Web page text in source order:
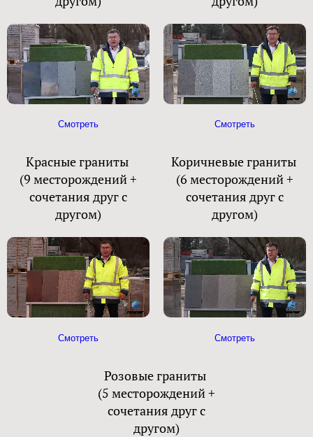
Смотреть Смотреть
Красные граниты
(9 месторождений +
сочетания друг с
другом)
Смотреть
Коричневые граниты
(6 месторождений +
сочетания друг с
другом)
Смотреть
Розовые граниты
(5 месторождений +
сочетания друг с
другом)